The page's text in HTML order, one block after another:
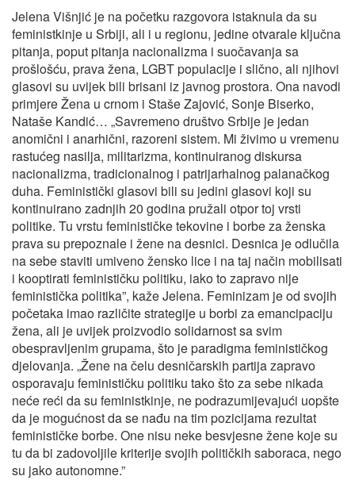
Jelena Višnjić je na početku razgovora istaknula da su
feministkinje u Srbiji, ali i u regionu, jedine otvarale ključna
pitanja, poput pitanja nacionalizma i suočavanja sa
prošlošću, prava žena, LGBT populacije i slično, ali njihovi
glasovi su uvijek bili brisani iz javnog prostora. Ona navodi
primjere Žena u crnom i Staše Zajović, Sonje Biserko,
Nataše Kandić… „Savremeno društvo Srbije je jedan
anomični i anarhični, razoreni sistem. Mi živimo u vremenu
rastućeg nasilja, militarizma, kontinuiranog diskursa
nacionalizma, tradicionalnog i patrijarhalnog palanačkog
duha. Feministički glasovi bili su jedini glasovi koji su
kontinuirano zadnjih 20 godina pružali otpor toj vrsti
politike. Tu vrstu feminističke tekovine i borbe za ženska
prava su prepoznale i žene na desnici. Desnica je odlučila
na sebe staviti umiveno žensko lice i na taj način mobilisati
i kooptirati feminističku politiku, iako to zapravo nije
feministička politika”, kaže Jelena. Feminizam je od svojih
početaka imao različite strategije u borbi za emancipaciju
žena, ali je uvijek proizvodio solidarnost sa svim
obespravljenim grupama, što je paradigma feminističkog
djelovanja. „Žene na čelu desničarskih partija zapravo
osporavaju feminističku politiku tako što za sebe nikada
neće reći da su feministkinje, ne podrazumijevajući uopšte
da je mogućnost da se nađu na tim pozicijama rezultat
feminističke borbe. One nisu neke besvjesne žene koje su
tu da bi zadovoljile kriterije svojih političkih saboraca, nego
su jako autonomne.”